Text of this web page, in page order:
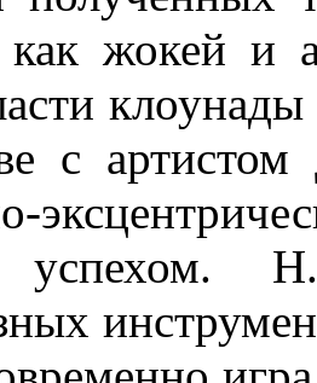
как жокей и
с
успехом.